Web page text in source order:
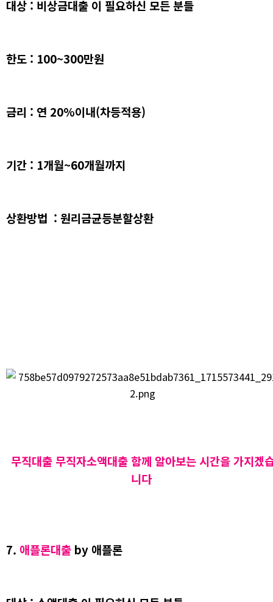
대상 : 비상금대출 이 필요하신 모든 분들
한도 : 100~300만원
금리 : 연 20%이내(차등적용)
기간 : 1개월~60개월까지
상환방법 : 원리금균등분할상환
무직대출 무직자소액대출 함께 알아보는 시간을 가지겠
니다
7. 애플론대출 by 애플론